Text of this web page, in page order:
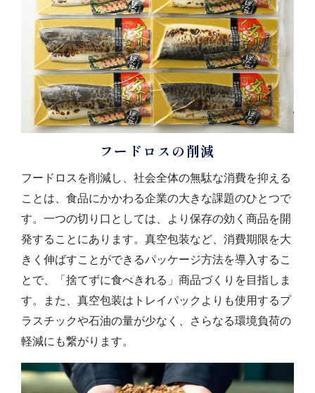
フードロスの削減
フードロスを削減し、社会全体の無駄な消費を抑える
ことは、食品にかかわる企業の大きな課題のひとつで
す。一つの切り口としては、より保存の効く商品を開
発することにあります。真空包装など、消費期限を大
きく伸ばすことができるパッケージ方法を導入するこ
とで、「捨てずに食べきれる」商品づくりを目指しま
す。また、真空包装はトレイパックよりも使用するプ
ラスチックや石油の量が少なく、さらなる環境負荷の
軽減にも繋がります。